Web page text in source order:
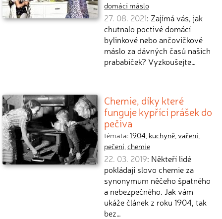
domácí máslo
27. 08. 2021: Zajímá vás, jak
chutnalo poctivé domácí
bylinkové nebo ančovičkové
máslo za dávných časů našich
prababiček? Vyzkoušejte…
Chemie, díky které
funguje kypřící prášek do
pečiva
témata:1904, kuchyně,vaření,
pečení,chemie
22. 03. 2019: Někteří lidé
pokládají slovo chemie za
synonymum něčeho špatného
a nebezpečného. Jak vám
ukáže článek z roku 1904, tak
bez…